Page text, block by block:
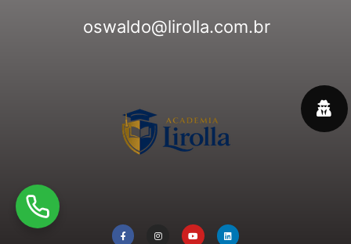
oswaldo@lirolla.com.br